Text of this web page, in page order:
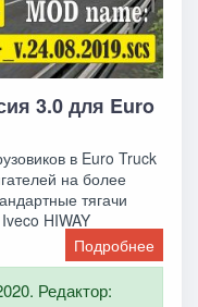
3.0 для Euro
в Euro Truck
на более
тягачи
HIWAY
Подробнее
Редактор: